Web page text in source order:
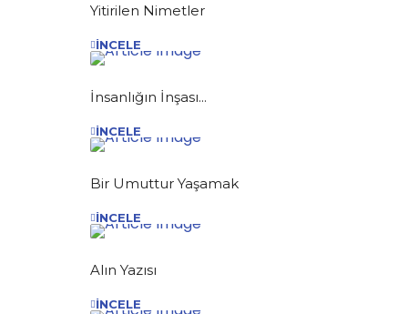
Yitirilen Nimetler
İNCELE
İnsanlığın İnşası...
İNCELE
Bir Umuttur Yaşamak
İNCELE
Alın Yazısı
İNCELE